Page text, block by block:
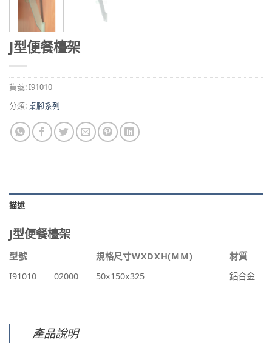
J型便餐檯架
貨號:I91010
分類:桌腳系列
描述
J型便餐檯架
型號 規格尺寸WXDXH(MM)
材質
I91010
02000 50x150x325 鋁合金
產品說明